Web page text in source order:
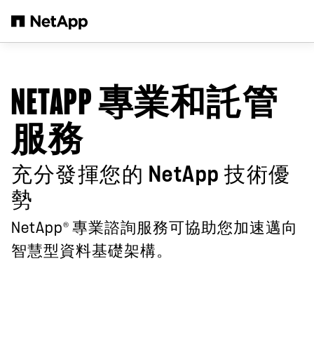
NETAPP 專業和託管
服務
充分發揮您的 NetApp 技術優
勢
NetApp® 專業諮詢服務可協助您加速邁向
智慧型資料基礎架構。